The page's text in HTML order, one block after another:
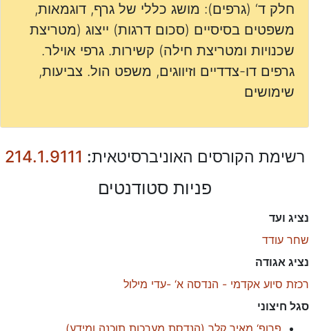
חלק ד‘ (גרפים): מושג כללי של גרף, דוגמאות,
משפטים בסיסיים (סכום דרגות) ייצוג (מטריצת
שכנויות ומטריצת חילה) קשירות. גרפי אוילר.
גרפים דו-צדדיים וזיווגים, משפט הול. צביעות,
שימושים
רשימת הקורסים האוניברסיטאית: 214.1.9111
פניות סטודנטים
נציג ועד
שחר עודד
נציג אגודה
רכזת סיוע אקדמי - הנדסה א‘ -עדי מילול
סגל חיצוני
פרופ‘ מאיר קלך (הנדסת מערכות תוכנה ומידע)